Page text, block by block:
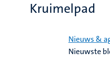
Kruimelpad
Nieuws &
Nieuwste